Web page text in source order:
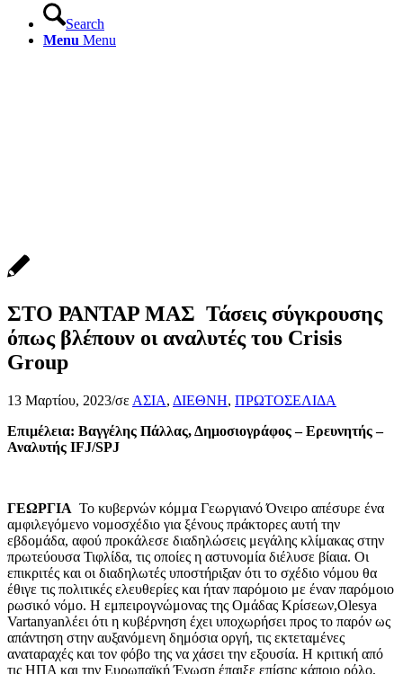
Search
Menu Menu
ΣΤΟ ΡΑΝΤΑΡ ΜΑΣ Τάσεις σύγκρουσης
όπως βλέπουν οι αναλυτές του Crisis
Group
13 Μαρτίου, 2023/σε ΑΣΙΑ, ΔΙΕΘΝΗ, ΠΡΩΤΟΣΕΛΙΔΑ
Επιμέλεια: Βαγγέλης Πάλλας, Δημοσιογράφος – Ερευνητής –
Αναλυτής IFJ/SPJ
ΓΕΩΡΓΙΑ Το κυβερνών κόμμα Γεωργιανό Όνειρο απέσυρε ένα
αμφιλεγόμενο νομοσχέδιο για ξένους πράκτορες αυτή την
εβδομάδα, αφού προκάλεσε διαδηλώσεις μεγάλης κλίμακας στην
πρωτεύουσα Τιφλίδα, τις οποίες η αστυνομία διέλυσε βίαια. Οι
επικριτές και οι διαδηλωτές υποστήριξαν ότι το σχέδιο νόμου θα
έθιγε τις πολιτικές ελευθερίες και ήταν παρόμοιο με έναν παρόμοιο
ρωσικό νόμο. Η εμπειρογνώμονας της Ομάδας Κρίσεων,Olesya
Vartanyanλέει ότι η κυβέρνηση έχει υποχωρήσει προς το παρόν ως
απάντηση στην αυξανόμενη δημόσια οργή, τις εκτεταμένες
αναταραχές και τον φόβο της να χάσει την εξουσία. Η κριτική από
τις ΗΠΑ και την Ευρωπαϊκή Ένωση έπαιξε επίσης κάποιο ρόλο,